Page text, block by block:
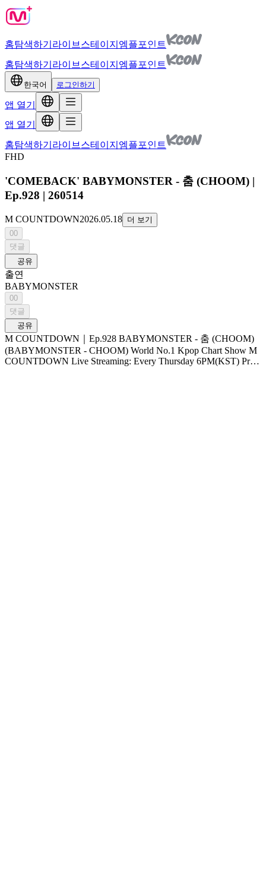
홈탐색하기 라이브 스테이지 엠플포인트
홈탐색하기 라이브 스테이지 엠플포인트
한국어 로그인하기
앱 열기
앱 열기
홈탐색하기 라이브 스테이지 엠플포인트
FHD
'COMEBACK' BABYMONSTER - 춤 (CHOOM) |
Ep.928 | 260514
M COUNTDOWN2026.05.18 더 보기
00
댓글
공유
출연
BABYMONSTER
00
댓글
공유
M COUNTDOWN｜Ep.928 BABYMONSTER - 춤 (CHOOM)
(BABYMONSTER - CHOOM) World No.1 Kpop Chart Show M
COUNTDOWN Live Streaming: Every Thursday 6PM(KST) Pre-